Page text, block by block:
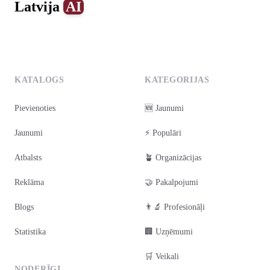
Latvija AI
KATALOGS
Pievienoties
Jaunumi
Atbalsts
Reklāma
Blogs
Statistika
KATEGORIJAS
🆕 Jaunumi
⚡ Populāri
🪴 Organizācijas
🤝 Pakalpojumi
👨‍🔬 Profesionāļi
🏢 Uzņēmumi
🛒 Veikali